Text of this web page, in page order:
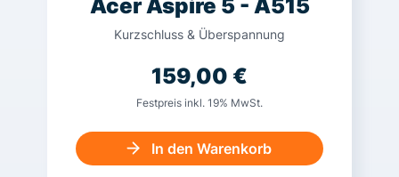
Acer Aspire 5 - A515
Kurzschluss & Überspannung
159,00 €
Festpreis inkl. 19% MwSt.
In den Warenkorb